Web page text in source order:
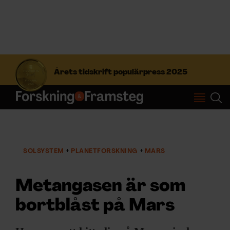
Årets tidskrift populärpress 2025
S
f
t
Prenumerera
NYHETSBREV
ÄMNEN
SOLSYSTEM PLANETFORSKNING MARS
Metangasen är som
bortblåst på Mars